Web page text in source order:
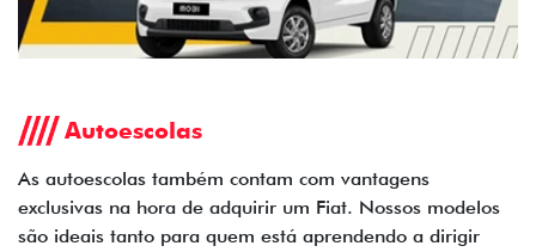
Autoescolas
As autoescolas também contam com vantagens
exclusivas na hora de adquirir um Fiat. Nossos modelos
são ideais tanto para quem está aprendendo a dirigir